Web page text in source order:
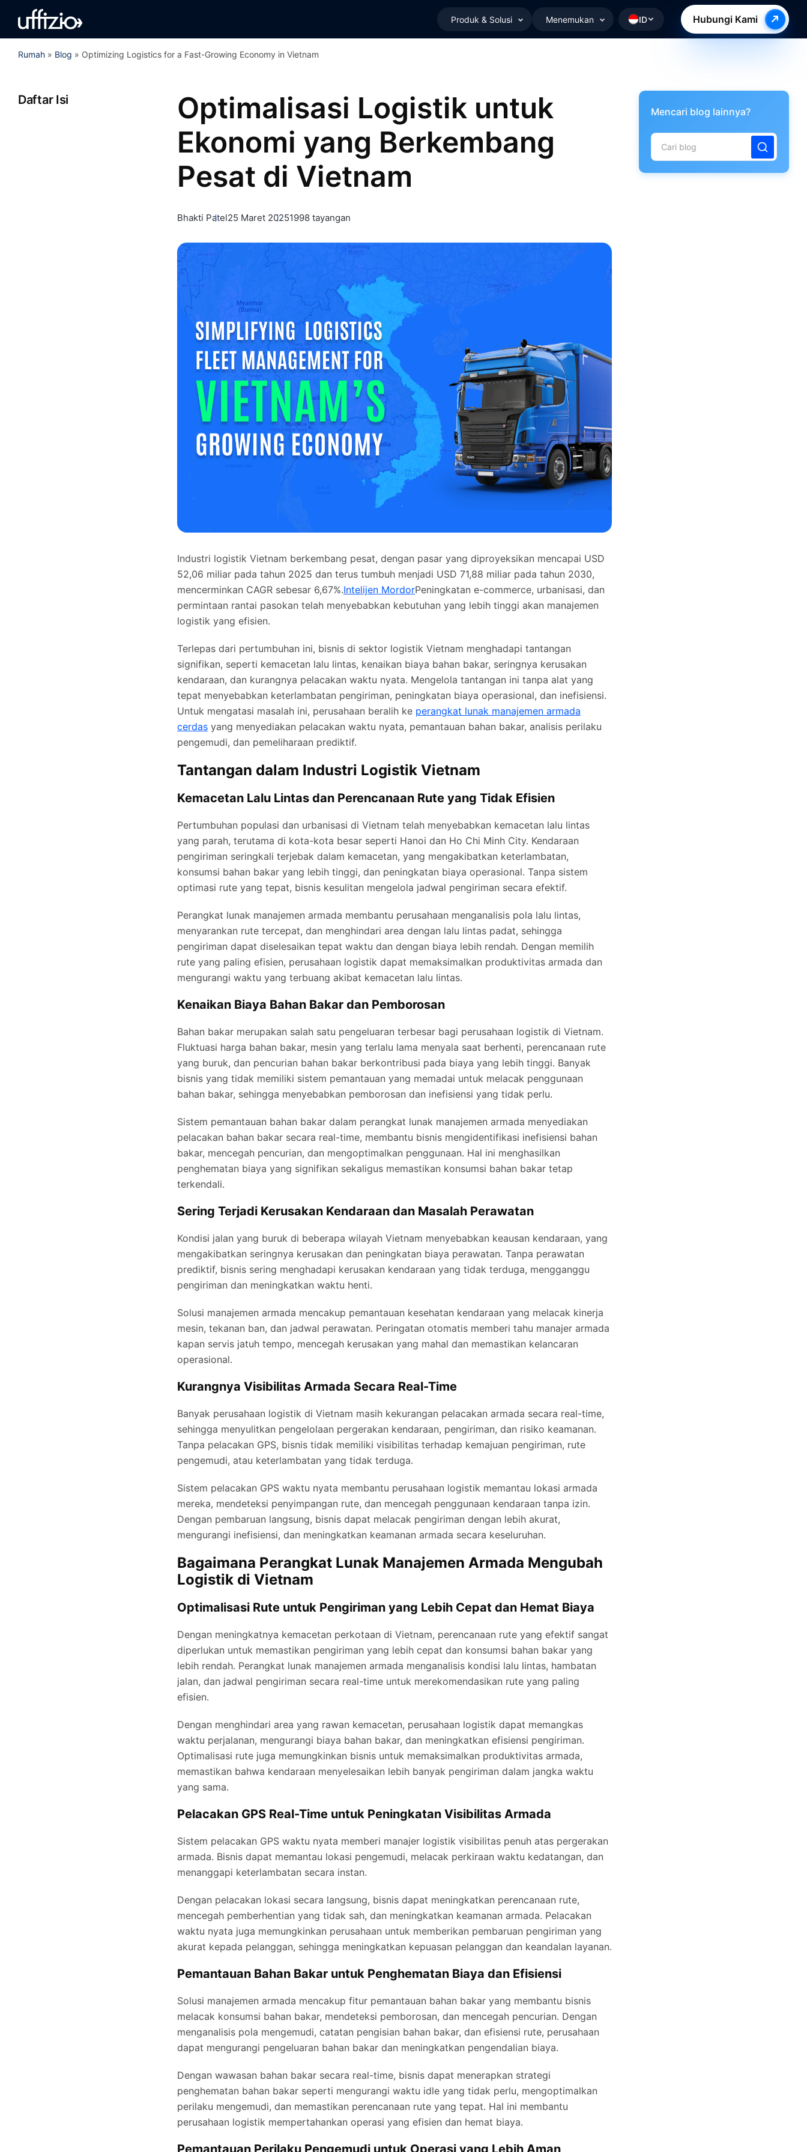
Produk & Solusi Menemukan ID Hubungi Kami
Rumah » Blog » Optimizing Logistics for a Fast-Growing Economy in Vietnam
Daftar Isi
Optimalisasi Logistik untuk
Ekonomi yang Berkembang
Pesat di Vietnam
Bhakti Patel25 Maret 20251998 tayangan
Industri logistik Vietnam berkembang pesat, dengan pasar yang diproyeksikan mencapai USD
52,06 miliar pada tahun 2025 dan terus tumbuh menjadi USD 71,88 miliar pada tahun 2030,
mencerminkan CAGR sebesar 6,67%.Intelijen MordorPeningkatan e-commerce, urbanisasi, dan
permintaan rantai pasokan telah menyebabkan kebutuhan yang lebih tinggi akan manajemen
logistik yang efisien.
Terlepas dari pertumbuhan ini, bisnis di sektor logistik Vietnam menghadapi tantangan
signifikan, seperti kemacetan lalu lintas, kenaikan biaya bahan bakar, seringnya kerusakan
kendaraan, dan kurangnya pelacakan waktu nyata. Mengelola tantangan ini tanpa alat yang
tepat menyebabkan keterlambatan pengiriman, peningkatan biaya operasional, dan inefisiensi.
Untuk mengatasi masalah ini, perusahaan beralih ke perangkat lunak manajemen armada
cerdas yang menyediakan pelacakan waktu nyata, pemantauan bahan bakar, analisis perilaku
pengemudi, dan pemeliharaan prediktif.
Tantangan dalam Industri Logistik Vietnam
Kemacetan Lalu Lintas dan Perencanaan Rute yang Tidak Efisien
Pertumbuhan populasi dan urbanisasi di Vietnam telah menyebabkan kemacetan lalu lintas
yang parah, terutama di kota-kota besar seperti Hanoi dan Ho Chi Minh City. Kendaraan
pengiriman seringkali terjebak dalam kemacetan, yang mengakibatkan keterlambatan,
konsumsi bahan bakar yang lebih tinggi, dan peningkatan biaya operasional. Tanpa sistem
optimasi rute yang tepat, bisnis kesulitan mengelola jadwal pengiriman secara efektif.
Perangkat lunak manajemen armada membantu perusahaan menganalisis pola lalu lintas,
menyarankan rute tercepat, dan menghindari area dengan lalu lintas padat, sehingga
pengiriman dapat diselesaikan tepat waktu dan dengan biaya lebih rendah. Dengan memilih
rute yang paling efisien, perusahaan logistik dapat memaksimalkan produktivitas armada dan
mengurangi waktu yang terbuang akibat kemacetan lalu lintas.
Kenaikan Biaya Bahan Bakar dan Pemborosan
Bahan bakar merupakan salah satu pengeluaran terbesar bagi perusahaan logistik di Vietnam.
Fluktuasi harga bahan bakar, mesin yang terlalu lama menyala saat berhenti, perencanaan rute
yang buruk, dan pencurian bahan bakar berkontribusi pada biaya yang lebih tinggi. Banyak
bisnis yang tidak memiliki sistem pemantauan yang memadai untuk melacak penggunaan
bahan bakar, sehingga menyebabkan pemborosan dan inefisiensi yang tidak perlu.
Sistem pemantauan bahan bakar dalam perangkat lunak manajemen armada menyediakan
pelacakan bahan bakar secara real-time, membantu bisnis mengidentifikasi inefisiensi bahan
bakar, mencegah pencurian, dan mengoptimalkan penggunaan. Hal ini menghasilkan
penghematan biaya yang signifikan sekaligus memastikan konsumsi bahan bakar tetap
terkendali.
Sering Terjadi Kerusakan Kendaraan dan Masalah Perawatan
Kondisi jalan yang buruk di beberapa wilayah Vietnam menyebabkan keausan kendaraan, yang
mengakibatkan seringnya kerusakan dan peningkatan biaya perawatan. Tanpa perawatan
prediktif, bisnis sering menghadapi kerusakan kendaraan yang tidak terduga, mengganggu
pengiriman dan meningkatkan waktu henti.
Solusi manajemen armada mencakup pemantauan kesehatan kendaraan yang melacak kinerja
mesin, tekanan ban, dan jadwal perawatan. Peringatan otomatis memberi tahu manajer armada
kapan servis jatuh tempo, mencegah kerusakan yang mahal dan memastikan kelancaran
operasional.
Kurangnya Visibilitas Armada Secara Real-Time
Banyak perusahaan logistik di Vietnam masih kekurangan pelacakan armada secara real-time,
sehingga menyulitkan pengelolaan pergerakan kendaraan, pengiriman, dan risiko keamanan.
Tanpa pelacakan GPS, bisnis tidak memiliki visibilitas terhadap kemajuan pengiriman, rute
pengemudi, atau keterlambatan yang tidak terduga.
Sistem pelacakan GPS waktu nyata membantu perusahaan logistik memantau lokasi armada
mereka, mendeteksi penyimpangan rute, dan mencegah penggunaan kendaraan tanpa izin.
Dengan pembaruan langsung, bisnis dapat melacak pengiriman dengan lebih akurat,
mengurangi inefisiensi, dan meningkatkan keamanan armada secara keseluruhan.
Bagaimana Perangkat Lunak Manajemen Armada Mengubah
Logistik di Vietnam
Optimalisasi Rute untuk Pengiriman yang Lebih Cepat dan Hemat Biaya
Dengan meningkatnya kemacetan perkotaan di Vietnam, perencanaan rute yang efektif sangat
diperlukan untuk memastikan pengiriman yang lebih cepat dan konsumsi bahan bakar yang
lebih rendah. Perangkat lunak manajemen armada menganalisis kondisi lalu lintas, hambatan
jalan, dan jadwal pengiriman secara real-time untuk merekomendasikan rute yang paling
efisien.
Dengan menghindari area yang rawan kemacetan, perusahaan logistik dapat memangkas
waktu perjalanan, mengurangi biaya bahan bakar, dan meningkatkan efisiensi pengiriman.
Optimalisasi rute juga memungkinkan bisnis untuk memaksimalkan produktivitas armada,
memastikan bahwa kendaraan menyelesaikan lebih banyak pengiriman dalam jangka waktu
yang sama.
Pelacakan GPS Real-Time untuk Peningkatan Visibilitas Armada
Sistem pelacakan GPS waktu nyata memberi manajer logistik visibilitas penuh atas pergerakan
armada. Bisnis dapat memantau lokasi pengemudi, melacak perkiraan waktu kedatangan, dan
menanggapi keterlambatan secara instan.
Dengan pelacakan lokasi secara langsung, bisnis dapat meningkatkan perencanaan rute,
mencegah pemberhentian yang tidak sah, dan meningkatkan keamanan armada. Pelacakan
waktu nyata juga memungkinkan perusahaan untuk memberikan pembaruan pengiriman yang
akurat kepada pelanggan, sehingga meningkatkan kepuasan pelanggan dan keandalan layanan.
Pemantauan Bahan Bakar untuk Penghematan Biaya dan Efisiensi
Solusi manajemen armada mencakup fitur pemantauan bahan bakar yang membantu bisnis
melacak konsumsi bahan bakar, mendeteksi pemborosan, dan mencegah pencurian. Dengan
menganalisis pola mengemudi, catatan pengisian bahan bakar, dan efisiensi rute, perusahaan
dapat mengurangi pengeluaran bahan bakar dan meningkatkan pengendalian biaya.
Dengan wawasan bahan bakar secara real-time, bisnis dapat menerapkan strategi
penghematan bahan bakar seperti mengurangi waktu idle yang tidak perlu, mengoptimalkan
perilaku mengemudi, dan memastikan perencanaan rute yang tepat. Hal ini membantu
perusahaan logistik mempertahankan operasi yang efisien dan hemat biaya.
Pemantauan Perilaku Pengemudi untuk Operasi yang Lebih Aman
Mencari blog lainnya?